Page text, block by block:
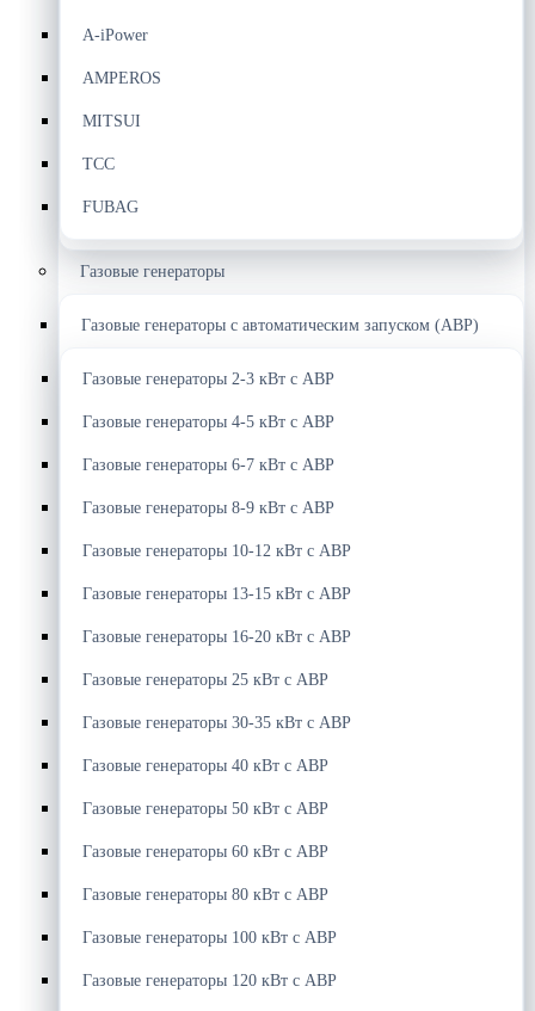
A-iPower
AMPEROS
MITSUI
ТСС
FUBAG
Газовые генераторы
Газовые генераторы с автоматическим запуском (АВР)
Газовые генераторы 2-3 кВт с АВР
Газовые генераторы 4-5 кВт с АВР
Газовые генераторы 6-7 кВт с АВР
Газовые генераторы 8-9 кВт с АВР
Газовые генераторы 10-12 кВт с АВР
Газовые генераторы 13-15 кВт с АВР
Газовые генераторы 16-20 кВт с АВР
Газовые генераторы 25 кВт с АВР
Газовые генераторы 30-35 кВт с АВР
Газовые генераторы 40 кВт с АВР
Газовые генераторы 50 кВт с АВР
Газовые генераторы 60 кВт с АВР
Газовые генераторы 80 кВт с АВР
Газовые генераторы 100 кВт с АВР
Газовые генераторы 120 кВт с АВР